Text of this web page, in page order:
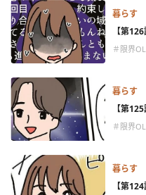
暮らす
【第
＃限界
暮らす
【第
＃限界
暮らす
【第